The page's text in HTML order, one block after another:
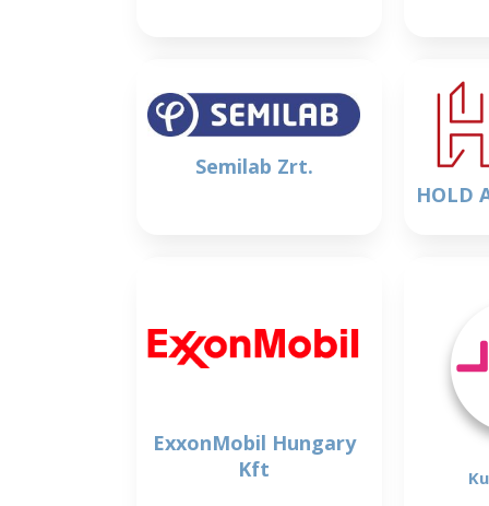
Semilab Zrt.
HOLD
ExxonMobil Hungary
Kft